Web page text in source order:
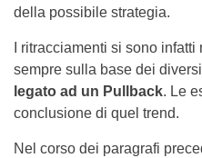
della possibile strategia.
I ritracciamenti si sono
sempre sulla base dei
legato ad un Pullback. Le
conclusione di quel trend.
Nel corso dei paragrafi